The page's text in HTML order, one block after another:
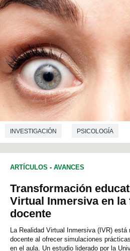
INVESTIGACIÓN PSICOLOGÍA
ARTÍCULOS - AVANCES
Transformación
Virtual Inmersiva en la
docente
La Realidad Virtual Inmersiva (IVR)
docente al ofrecer simulaciones
en el aula. Un estudio liderado por la